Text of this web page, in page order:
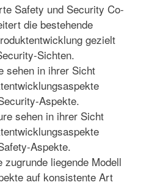
Safety und Security Co-
die bestehende
gezielt
Sichten.
sehen in ihrer Sicht
Aspekte.
sehen in ihrer Sicht
Aspekte.
zugrunde liegende Modell
auf konsistente Art